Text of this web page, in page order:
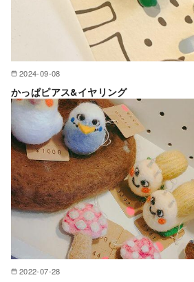
2024-09-08
かっぱピアス&イヤリング
2022-07-28